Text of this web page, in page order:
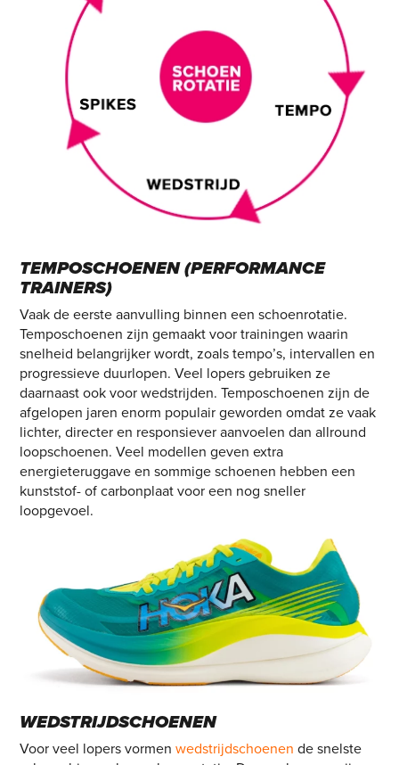
TEMPOSCHOENEN (PERFORMANCE
TRAINERS)
Vaak de eerste aanvulling binnen een schoenrotatie.
Temposchoenen zijn gemaakt voor trainingen waarin
snelheid belangrijker wordt, zoals tempo’s, intervallen en
progressieve duurlopen. Veel lopers gebruiken ze
daarnaast ook voor wedstrijden. Temposchoenen zijn de
afgelopen jaren enorm populair geworden omdat ze vaak
lichter, directer en responsiever aanvoelen dan allround
loopschoenen. Veel modellen geven extra
energieteruggave en sommige schoenen hebben een
kunststof- of carbonplaat voor een nog sneller
loopgevoel.
WEDSTRIJDSCHOENEN
Voor veel lopers vormen wedstrijdschoenen de snelste